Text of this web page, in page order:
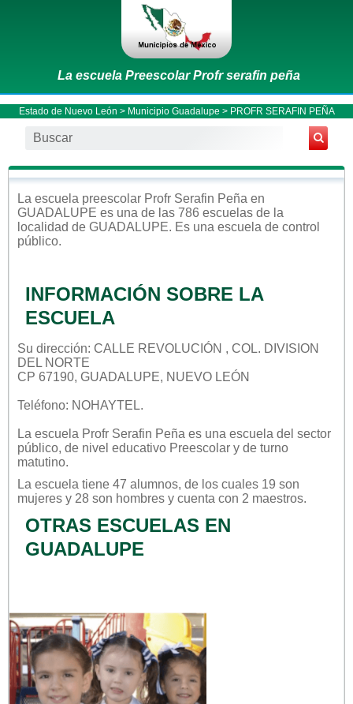
La escuela Preescolar Profr serafin peña
Estado de Nuevo León > Municipio Guadalupe > PROFR SERAFIN PEÑA
La escuela preescolar Profr Serafin Peña en
GUADALUPE es una de las 786 escuelas de la
localidad de GUADALUPE. Es una escuela de control
público.
INFORMACIÓN SOBRE LA
ESCUELA
Su dirección: CALLE REVOLUCIÓN , COL. DIVISION
DEL NORTE
CP 67190, GUADALUPE, NUEVO LEÓN
Teléfono: NOHAYTEL.
La escuela Profr Serafin Peña es una escuela del sector
público, de nivel educativo Preescolar y de turno
matutino.
La escuela tiene 47 alumnos, de los cuales 19 son
mujeres y 28 son hombres y cuenta con 2 maestros.
OTRAS ESCUELAS EN
GUADALUPE